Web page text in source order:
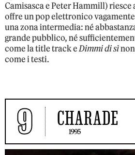
Camisasca e Peter Hammill)
offre un pop elettronico
una zona intermedia: né
grande pubblico, né
come la title track eDimmi di sì
come i testi.
9 CHARADE
1995